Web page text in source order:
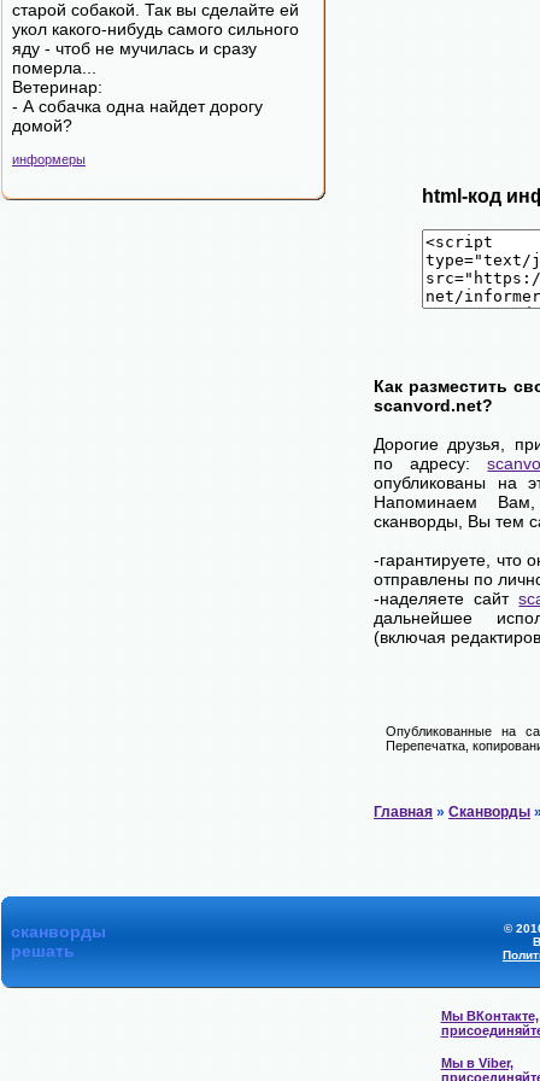
старой собакой. Так вы сделайте ей
укол какого-нибудь самого сильного
яду - чтоб не мучилась и сразу
померла...
Ветеринар:
- А собачка одна найдет дорогу
домой?
информеры
html-код
Как разместить
scanvord.net?
Дорогие друзья,
по адресу:
опубликованы на
Напоминаем
сканворды, Вы тем
-гарантируете, что
отправлены по
-наделяете сайт
дальнейшее
(включая
Опубликованные на
Перепечатка,
Главная » Сканворды
сканворды
решать
©
Мы ВКонтакте,
Мы в Viber,